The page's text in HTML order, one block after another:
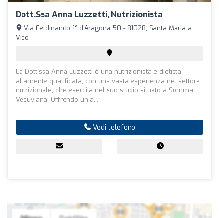
Dott.ssa Anna Luzzetti, Nutrizionista
Via Ferdinando 1° d'Aragona 50 - 81028, Santa Maria a
Vico
La Dott.ssa Anna Luzzetti è una nutrizionista e dietista
altamente qualificata, con una vasta esperienza nel settore
nutrizionale, che esercita nel suo studio situato a Somma
Vesuviana. Offrendo un a...
Vedi telefono